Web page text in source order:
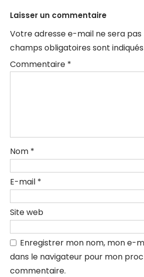
Laisser un commentaire
Votre adresse e-mail ne sera pas
champs obligatoires sont
Commentaire *
Nom *
E-mail *
Site web
Enregistrer mon nom, mon e-
dans le navigateur pour mon
commentaire.